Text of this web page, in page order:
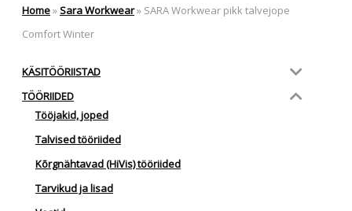
Home»Sara Workwear» SARA Workwear pikk talvejope
Comfort Winter
KÄSITÖÖRIISTAD
TÖÖRIIDED
Tööjakid, joped
Talvised tööriided
Kõrgnähtavad (HiVis) tööriided
Tarvikud ja lisad